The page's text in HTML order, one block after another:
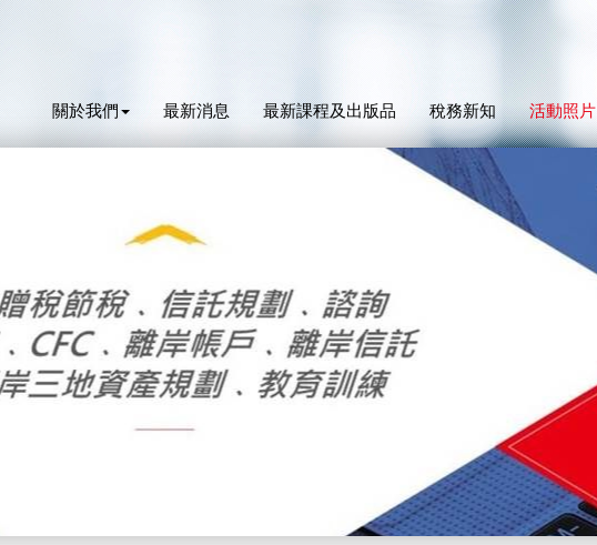
關於我們 最新消息 最新課程及出版品 稅務新知 活動照片